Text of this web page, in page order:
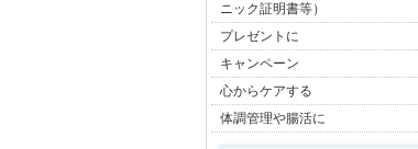
ニック証明書等）
プレゼントに
キャンペーン
心からケアする
体調管理や腸活に